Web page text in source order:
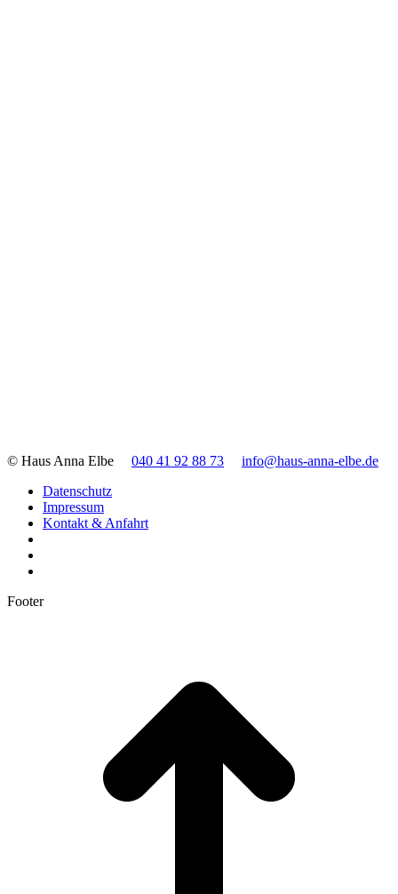
© Haus Anna Elbe 040 41 92 88 73
info@haus-anna-elbe.de
Datenschutz
Impressum
Kontakt & Anfahrt
Footer